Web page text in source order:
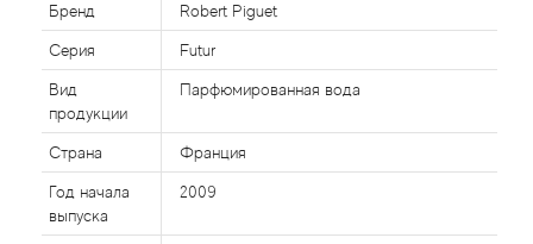
Бренд Robert Piguet
Серия Futur
Вид
продукции
Парфюмированная вода
Страна Франция
Год начала
выпуска
2009
Al Haramain
Al Jazeera
Alaia Paris
Alexander McQueen